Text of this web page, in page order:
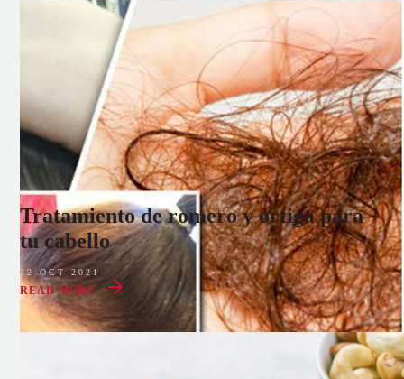
Tratamiento de romero y ortiga para
tu cabello
22 OCT 2021
READ MORE